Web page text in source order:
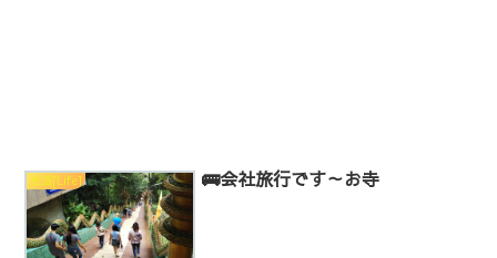
生活[Life] 🚌会社旅行です～お寺